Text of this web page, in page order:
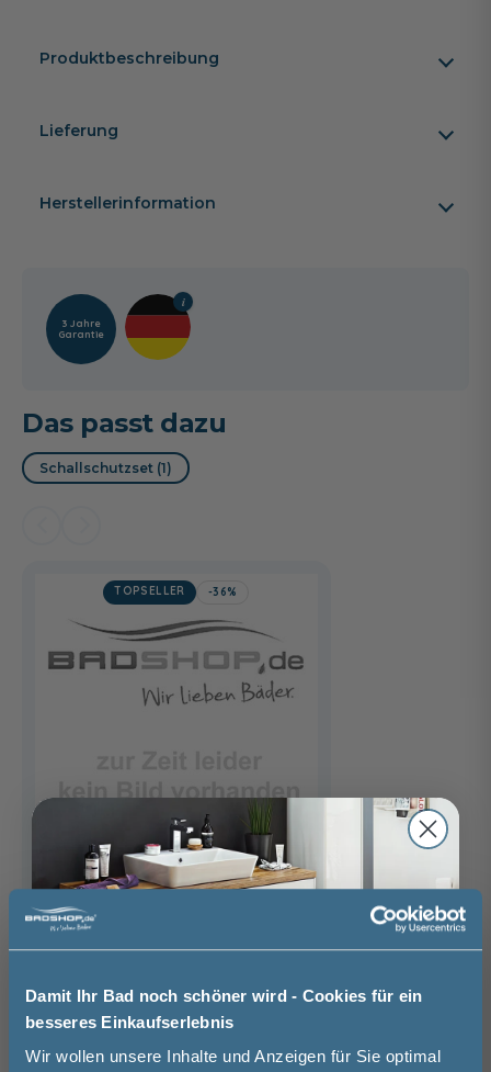
Damit Ihr Bad noch schöner wird - Cookies für ein
besseres Einkaufserlebnis
Wir wollen unsere Inhalte und Anzeigen für Sie optimal
Produktbeschreibung
Lieferung
Herstellerinformation
3 Jahre
Garantie
Das passt dazu
Schallschutzset (1)
TOPSELLER -36%
badshop.de Basic
Schallschutzset für Wand-WC /
Bidet
7,99 €